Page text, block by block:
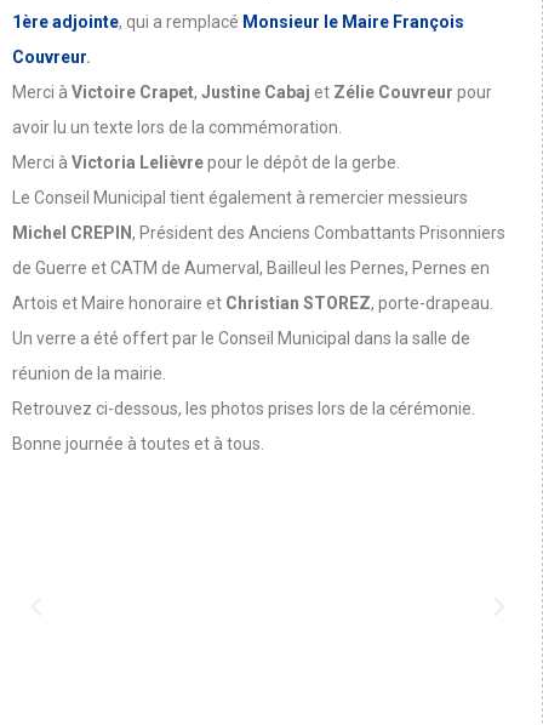
1ère adjointe, qui a remplacé Monsieur le Maire François
Couvreur.
Merci à Victoire Crapet, Justine Cabaj et Zélie Couvreur pour
avoir lu un texte lors de la commémoration.
Merci à Victoria Lelièvrepour le dépôt de la gerbe.
Le Conseil Municipal tient également à remercier messieurs
Michel CREPIN, Président des Anciens Combattants Prisonniers
de Guerre et CATM de Aumerval, Bailleul les Pernes, Pernes en
Artois et Maire honoraire et Christian STOREZ, porte-drapeau.
Un verre a été offert par le Conseil Municipal dans la salle de
réunion de la mairie.
Retrouvez ci-dessous, les photos prises lors de la cérémonie.
Bonne journée à toutes et à tous.